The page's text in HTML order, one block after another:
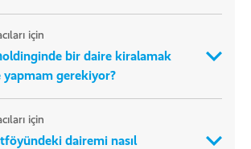
için
bir daire kiralamak
gerekiyor?
için
dairemi nasıl